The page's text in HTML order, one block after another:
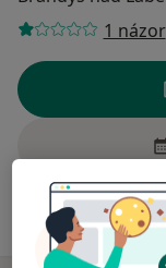
1 názor
Ceník